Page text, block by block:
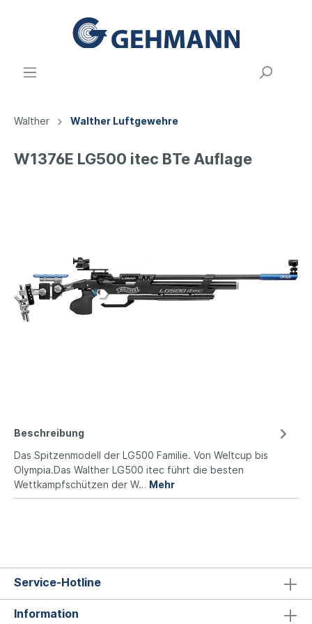
Walther Walther Luftgewehre
W1376E LG500 itec BTe Auflage
Beschreibung
Das Spitzenmodell der LG500 Familie. Von Weltcup bis
Olympia.Das Walther LG500 itec führt die besten
Wettkampfschützen der W… Mehr
Service-Hotline
Information